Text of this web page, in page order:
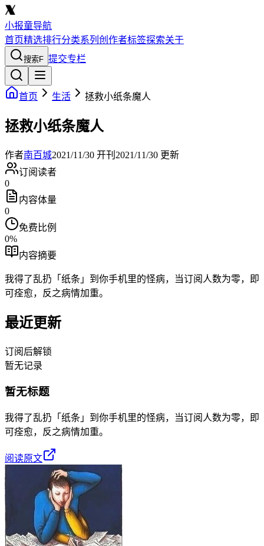
小报童导航
首页精选排行分类系列 创作者标签探索关于
搜索F 提交专栏
首页 生活 拯救小纸条魔人
拯救小纸条魔人
作者南百城2021/11/30 开刊 2021/11/30 更新
订阅读者
0
内容体量
0
免费比例
0%
内容摘要
我得了乱扔「纸条」到你手机里的怪病，当订阅人数为零，即
可痊愈，反之病情加重。
最近更新
订阅后解锁
暂无记录
暂无标题
我得了乱扔「纸条」到你手机里的怪病，当订阅人数为零，即
可痊愈，反之病情加重。
阅读原文